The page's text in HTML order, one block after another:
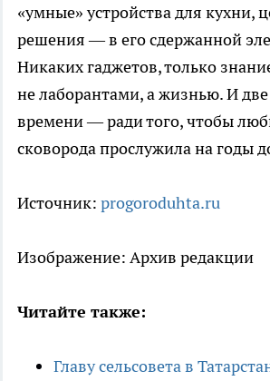
«умные» устройства для кухни,
решения — в его сдержанной
Никаких гаджетов, только
не лаборантами, а жизнью. И
времени — ради того, чтобы
сковорода прослужила на годы
Источник: progoroduhta.ru
Изображение: Архив редакции
Читайте также:
Главу сельсовета в